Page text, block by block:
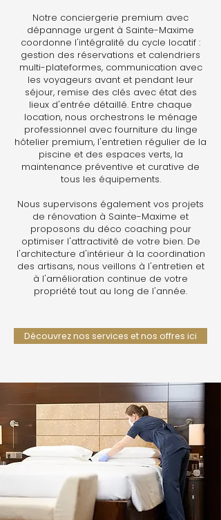
Notre conciergerie premium avec
dépannage urgent à Sainte-Maxime
coordonne l'intégralité du cycle locatif :
gestion des réservations et calendriers
multi-plateformes, communication avec
les voyageurs avant et pendant leur
séjour, remise des clés avec état des
lieux d'entrée détaillé. Entre chaque
location, nous orchestrons le ménage
professionnel avec fourniture du linge
hôtelier premium, l'entretien régulier de la
piscine et des espaces verts, la
maintenance préventive et curative de
tous les équipements.
Nous supervisons également vos projets
de rénovation à Sainte-Maxime et
proposons du déco coaching pour
optimiser l'attractivité de votre bien. De
l'architecture d'intérieur à la coordination
des artisans, nous veillons à l'entretien et
à l'amélioration continue de votre
propriété tout au long de l'année.
Découvrez nos services et nos offres ici